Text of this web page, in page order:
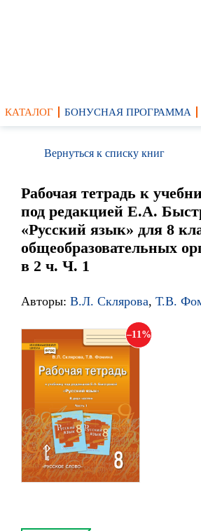
КАТАЛОГ БОНУСНАЯ ПРОГРАММА
Вернуться к списку книг
Рабочая тетрадь к
под редакцией Е.А.
«Русский язык» для 8
общеобразовательных
в 2 ч. Ч. 1
Авторы: В.Л. Склярова, Т.В.
11